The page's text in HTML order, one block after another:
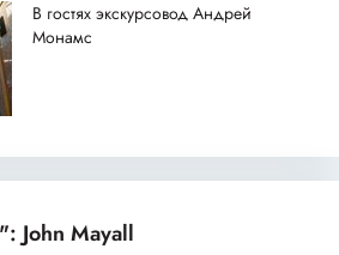
В гостях экскурсовод Андрей
Монамс
John Mayall